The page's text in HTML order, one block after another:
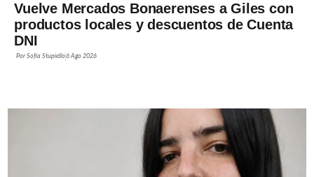
Vuelve Mercados Bonaerenses a Giles con
productos locales y descuentos de Cuenta
DNI
PorSofía Stupiello6 Ago 2026